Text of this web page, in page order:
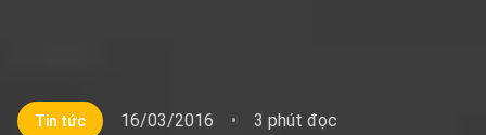
Tin tức 16/03/2016 • 3 phút đọc